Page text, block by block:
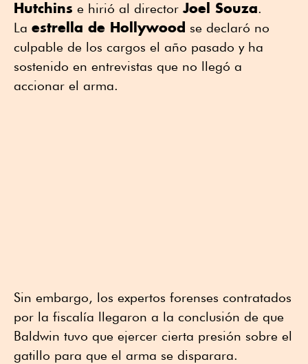
Hutchins e hirió al director Joel Souza.
La estrella de Hollywood se declaró no
culpable de los cargos el año pasado y ha
sostenido en entrevistas que no llegó a
accionar el arma.
Sin embargo, los expertos forenses contratados
por la fiscalía llegaron a la conclusión de que
Baldwin tuvo que ejercer cierta presión sobre el
gatillo para que el arma se disparara.